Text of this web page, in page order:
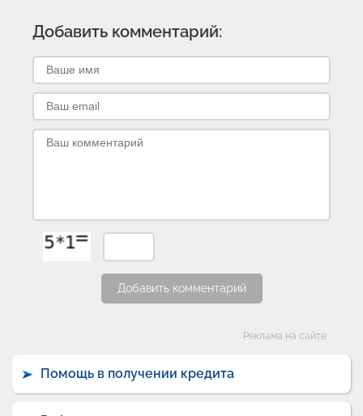
Добавить комментарий:
Добавить комментарий
Реклама на сайте
Помощь в получении кредита